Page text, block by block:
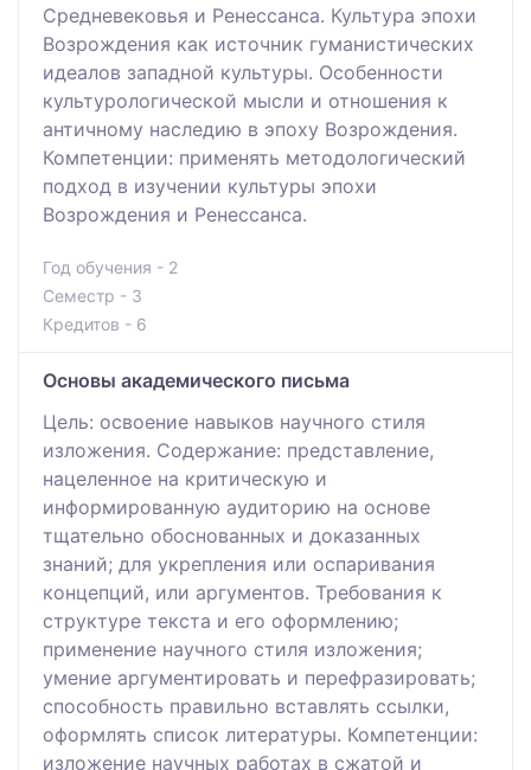
Средневековья и Ренессанса. Культура эпохи
Возрождения как источник гуманистических
идеалов западной культуры. Особенности
культурологической мысли и отношения к
античному наследию в эпоху Возрождения.
Компетенции: применять методологический
подход в изучении культуры эпохи
Возрождения и Ренессанса.
Год обучения - 2
Семестр - 3
Кредитов - 6
Основы академического письма
Цель: освоение навыков научного стиля
изложения. Содержание: представление,
нацеленное на критическую и
информированную аудиторию на основе
тщательно обоснованных и доказанных
знаний; для укрепления или оспаривания
концепций, или аргументов. Требования к
структуре текста и его оформлению;
применение научного стиля изложения;
умение аргументировать и перефразировать;
способность правильно вставлять ссылки,
оформлять список литературы. Компетенции:
изложение научных работах в сжатой и